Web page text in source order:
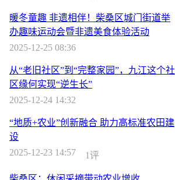
暖冬童趣 非遗相伴！柴桑区城门街道举
办趣味运动会暨非遗美食体验活动
2025-12-25 08:36
从“老旧社区”到“完整家园”，九江这个社
区缘何实现“逆生长”
2025-12-24 14:32
“地质+农业”创新融合 助力高标准农田建
设
2025-12-23 14:57
1评